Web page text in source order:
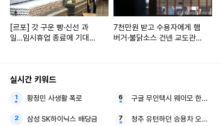
[르포] 갓 구운 빵·신선 과
일…임시휴업 종료에 기대감
7천만원 받고 수용자에게 햄
버거·불닭소스 건넨 교도관…
실시간 키워드
황정민 사생활 폭로
삼성 SK하이닉스 배당금
구글 무인택시 웨이모 한국 진
청주 유턴하던 승용차 오토바이